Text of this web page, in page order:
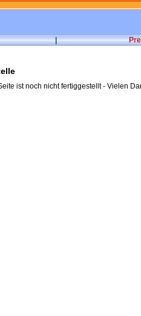
|
ist noch nicht fertiggestellt - Vielen